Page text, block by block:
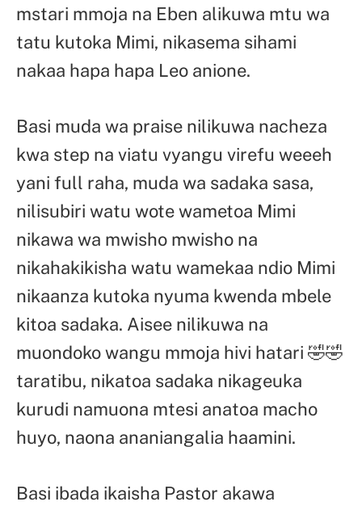
mstari mmoja na Eben alikuwa mtu wa
tatu kutoka Mimi, nikasema sihami
nakaa hapa hapa Leo anione.
Basi muda wa praise nilikuwa nacheza
kwa step na viatu vyangu virefu weeeh
yani full raha, muda wa sadaka sasa,
nilisubiri watu wote wametoa Mimi
nikawa wa mwisho mwisho na
nikahakikisha watu wamekaa ndio Mimi
nikaanza kutoka nyuma kwenda mbele
kitoa sadaka. Aisee nilikuwa na
muondoko wangu mmoja hivi hatari 🤣🤣
taratibu, nikatoa sadaka nikageuka
kurudi namuona mtesi anatoa macho
huyo, naona ananiangalia haamini.
Basi ibada ikaisha Pastor akawa